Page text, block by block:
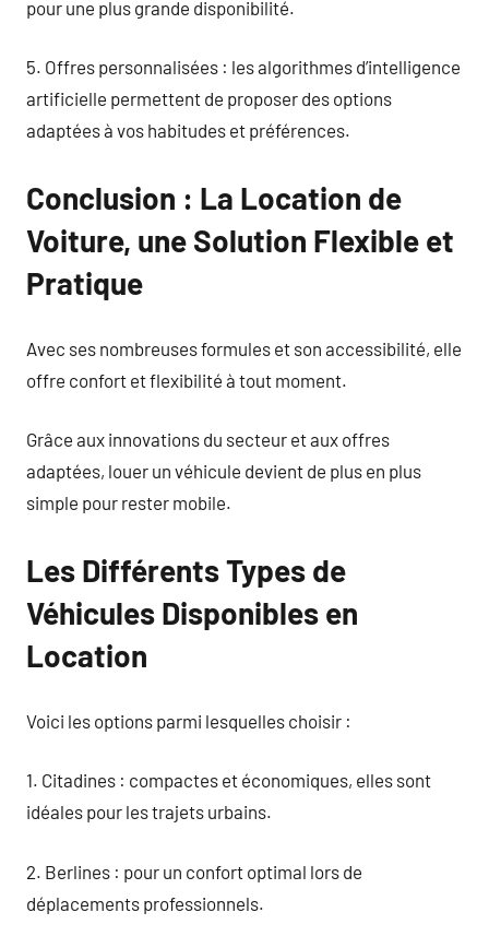
pour une plus grande disponibilité.
5. Offres personnalisées : les algorithmes d’intelligence
artificielle permettent de proposer des options
adaptées à vos habitudes et préférences.
Conclusion : La Location de
Voiture, une Solution Flexible et
Pratique
Avec ses nombreuses formules et son accessibilité, elle
offre confort et flexibilité à tout moment.
Grâce aux innovations du secteur et aux offres
adaptées, louer un véhicule devient de plus en plus
simple pour rester mobile.
Les Différents Types de
Véhicules Disponibles en
Location
Voici les options parmi lesquelles choisir :
1. Citadines : compactes et économiques, elles sont
idéales pour les trajets urbains.
2. Berlines : pour un confort optimal lors de
déplacements professionnels.